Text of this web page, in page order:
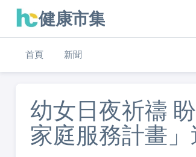
健康市集
首頁 新聞
幼女日夜祈禱
家庭服務計畫